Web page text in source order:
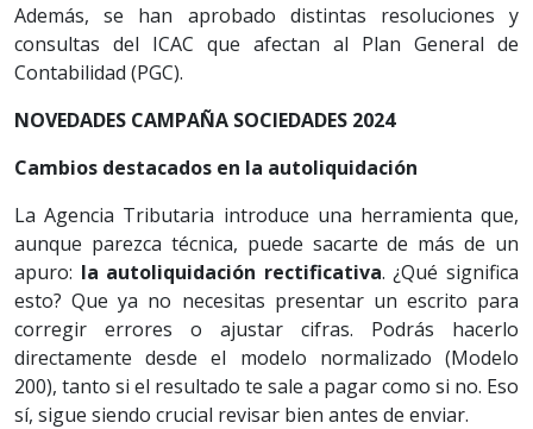
Además, se han aprobado distintas resoluciones y
consultas del ICAC que afectan al Plan General de
Contabilidad (PGC).
NOVEDADES CAMPAÑA SOCIEDADES 2024
Cambios destacados en la autoliquidación
La Agencia Tributaria introduce una herramienta que,
aunque parezca técnica, puede sacarte de más de un
apuro: la autoliquidación rectificativa. ¿Qué significa
esto? Que ya no necesitas presentar un escrito para
corregir errores o ajustar cifras. Podrás hacerlo
directamente desde el modelo normalizado (Modelo
200), tanto si el resultado te sale a pagar como si no. Eso
sí, sigue siendo crucial revisar bien antes de enviar.